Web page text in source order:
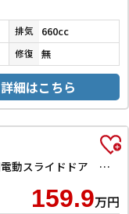
排気 660cc
修復 無
詳細はこちら
ハイブリッドX ETC バックカメラ 両側電動スライドドア クリアランスソナー オートクルーズコントロール レーンアシスト オートライト スマートキー アイドリングストップ 電動格納ミラー シートヒーター
159.9万円